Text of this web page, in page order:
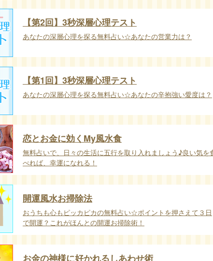
【第2回】3秒深層心理テスト
あなたの深層心理を探る無料占い☆あなたの営業力は？
【第1回】3秒深層心理テスト
あなたの深層心理を探る無料占い☆あなたの辛抱強い愛度は？
恋とお金に効くMy風水食
無料占いで、日々の生活に五行を取り入れましょう♪良い気を
べれば、幸運になれる！
開運風水お掃除法
おうちも心もピッカピカの無料占い☆ポイントを押さえて３日
で開運？これがほんとの開運お掃除術！
お金の神様に好かれるしあわせ術